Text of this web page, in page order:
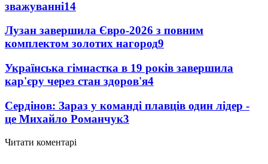
зважуванні14
Лузан завершила Євро-2026 з повним
комплектом золотих нагород9
Українська гімнастка в 19 років завершила
кар'єру через стан здоров'я4
Сердінов: Зараз у команді плавців один лідер -
це Михайло Романчук3
Читати коментарі